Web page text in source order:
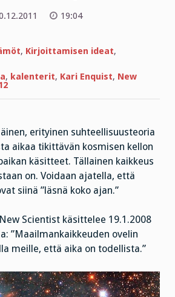
19:04
, Kirjoittamisen ideat,
, kalenterit, Kari Enquist, New
erityinen suhteellisuusteoria
aikaa tikittävän kosmisen kellon
käsitteet. Tällainen kaikkeus
on. Voidaan ajatella, että
siinä ”läsnä koko ajan.”
Scientist käsittelee 19.1.2008
”Maailmankaikkeuden ovelin
meille, että aika on todellista.”